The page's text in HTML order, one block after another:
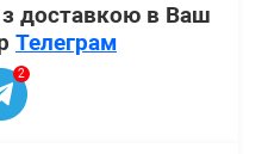
з доставкою в Ваш
Телеграм
2